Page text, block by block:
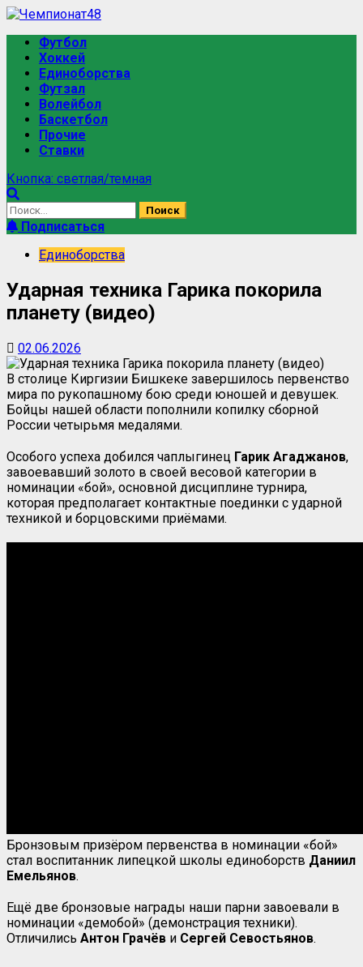
Футбол
Хоккей
Единоборства
Футзал
Волейбол
Баскетбол
Прочие
Ставки
Кнопка: светлая/темная
Подписаться
Единоборства
Ударная техника Гарика покорила
планету (видео)
02.06.2026
В столице Киргизии Бишкеке завершилось первенство
мира по рукопашному бою среди юношей и девушек.
Бойцы нашей области пополнили копилку сборной
России четырьмя медалями.
Особого успеха добился чаплыгинец Гарик Агаджанов,
завоевавший золото в своей весовой категории в
номинации «бой», основной дисциплине турнира,
которая предполагает контактные поединки с ударной
техникой и борцовскими приёмами.
Бронзовым призёром первенства в номинации «бой»
стал воспитанник липецкой школы единоборств Даниил
Емельянов.
Ещё две бронзовые награды наши парни завоевали в
номинации «демобой» (демонстрация техники).
Отличились Антон Грачёв и Сергей Севостьянов.